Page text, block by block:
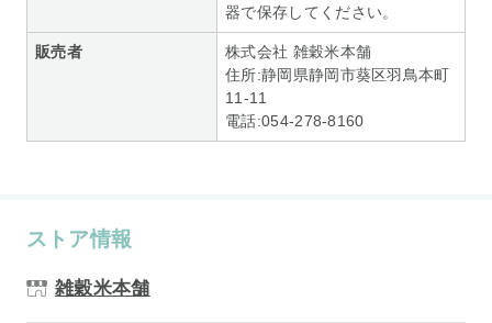
器で保存してください。
販売者
株式会社 雑穀米本舗
住所:静岡県静岡市葵区羽鳥本町
11‐11
電話:054‐278-8160
ストア情報
雑穀米本舗